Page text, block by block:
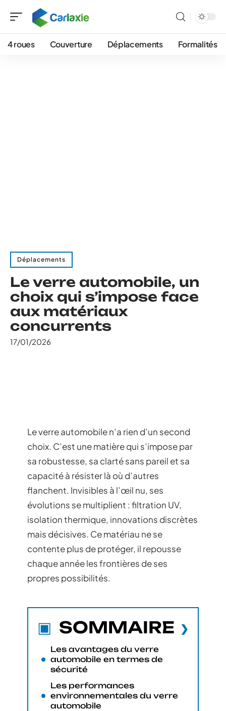
4 roues Couverture Déplacements Formalités
Déplacements
Le verre automobile, un
choix qui s’impose face
aux matériaux
concurrents
17/01/2026
Le verre automobile n’a rien d’un second
choix. C’est une matière qui s’impose par
sa robustesse, sa clarté sans pareil et sa
capacité à résister là où d’autres
flanchent. Invisibles à l’œil nu, ses
évolutions se multiplient : filtration UV,
isolation thermique, innovations discrètes
mais décisives. Ce matériau ne se
contente plus de protéger, il repousse
chaque année les frontières de ses
propres possibilités.
SOMMAIRE
Les avantages du verre
automobile en termes de
sécurité
Les performances
environnementales du verre
automobile